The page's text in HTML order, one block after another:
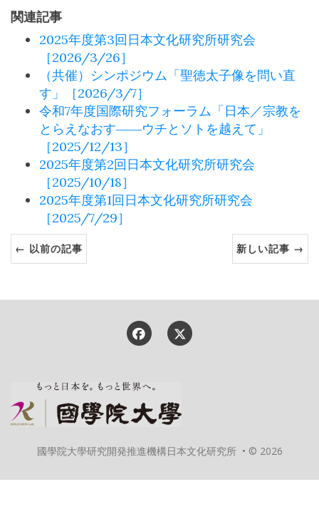
関連記事
2025年度第3回日本文化研究所研究会
［2026/3/26］
（共催）シンポジウム「聖徳太子像を問い直
す」［2026/3/7］
令和7年度国際研究フォーラム「日本／宗教を
とらえなおす――ウチとソトを越えて」
［2025/12/13］
2025年度第2回日本文化研究所研究会
［2025/10/18］
2025年度第1回日本文化研究所研究会
［2025/7/29］
← 以前の記事 新しい記事 →
國學院大學研究開発推進機構日本文化研究所 • © 2026